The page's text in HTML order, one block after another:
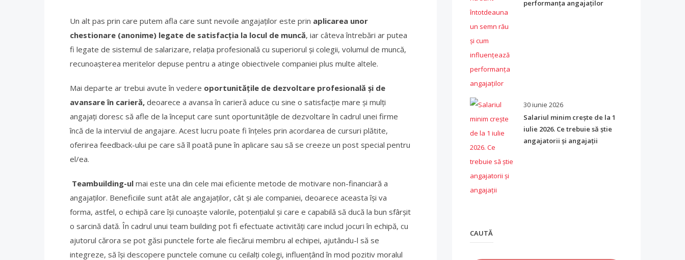
Un alt pas prin care putem afla care sunt nevoile angajaților este prin aplicarea unor
chestionare (anonime) legate de satisfacția la locul de muncă, iar câteva întrebări ar putea
fi legate de sistemul de salarizare, relația profesională cu superiorul și colegii, volumul de muncă,
recunoașterea meritelor depuse pentru a atinge obiectivele companiei plus multe altele.
Mai departe ar trebui avute în vedere oportunitățile de dezvoltare profesională și de
avansare în carieră, deoarece a avansa în carieră aduce cu sine o satisfacție mare și mulți
angajați doresc să afle de la început care sunt oportunitățile de dezvoltare în cadrul unei firme
încă de la interviul de angajare. Acest lucru poate fi înțeles prin acordarea de cursuri plătite,
oferirea feedback-ului pe care să îl poată pune în aplicare sau să se creeze un post special pentru
el/ea.
Teambuilding-ul mai este una din cele mai eficiente metode de motivare non-financiară a
angajaţilor. Beneficiile sunt atât ale angajaţilor, cât şi ale companiei, deoarece aceasta îşi va
forma, astfel, o echipă care îşi cunoaşte valorile, potenţialul şi care e capabilă să ducă la bun sfârşit
o sarcină dată. În cadrul unui team building pot fi efectuate activităţi care includ jocuri în echipă, cu
ajutorul cărora se pot găsi punctele forte ale fiecărui membru al echipei, ajutându-l să se
integreze, să îşi descopere punctele comune cu ceilalţi colegi, influenţând în mod pozitiv moralul
performanța angajaților
30 iunie 2026
Salariul minim crește de la 1
iulie 2026. Ce trebuie să știe
angajatorii și angajații
CAUTĂ